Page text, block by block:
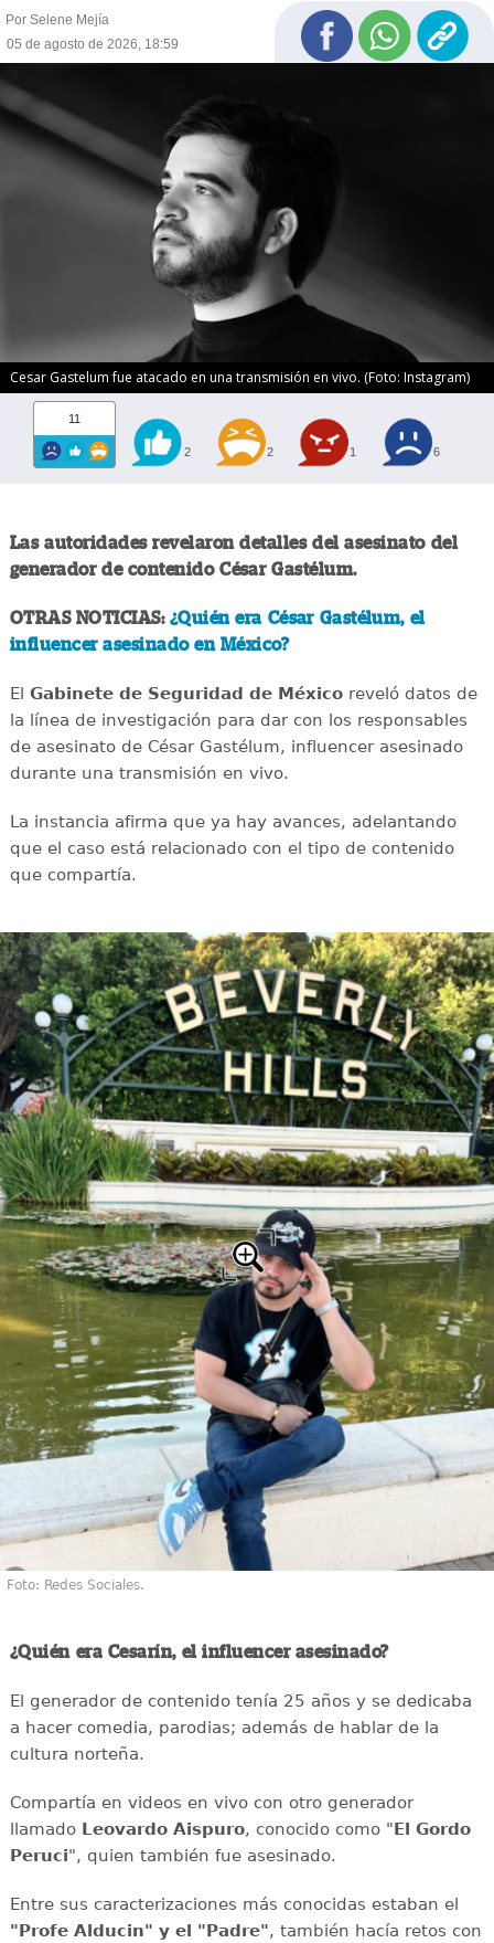
Por Selene Mejía
05 de agosto de 2026, 18:59
Cesar Gastelum fue atacado en una transmisión en vivo. (Foto: Instagram)
11
2 2 1 6
Las autoridades revelaron detalles del asesinato del
generador de contenido César Gastélum.
OTRAS NOTICIAS: ¿Quién era César Gastélum, el
influencer asesinado en México?
El Gabinete de Seguridad de Méxicoreveló datos de
la línea de investigación para dar con los responsables
de asesinato de César Gastélum, influencer asesinado
durante una transmisión en vivo.
La instancia afirma que ya hay avances, adelantando
que el caso está relacionado con el tipo de contenido
que compartía.
Foto: Redes Sociales.
¿Quién era Cesarín, el influencer asesinado?
El generador de contenido tenía 25 años y se dedicaba
a hacer comedia, parodias; además de hablar de la
cultura norteña.
Compartía en videos en vivo con otro generador
llamadoLeovardo Aispuro, conocido como " El Gordo
Peruci", quien también fue asesinado.
Entre sus caracterizaciones más conocidas estaban el
"Profe Alducin" y el "Padre", también hacía retos con